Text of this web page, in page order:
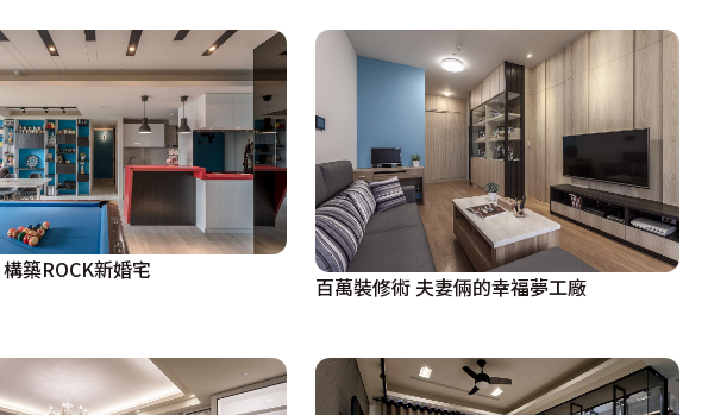
築ROCK新婚宅
百萬裝修術 夫妻倆的幸福夢工廠